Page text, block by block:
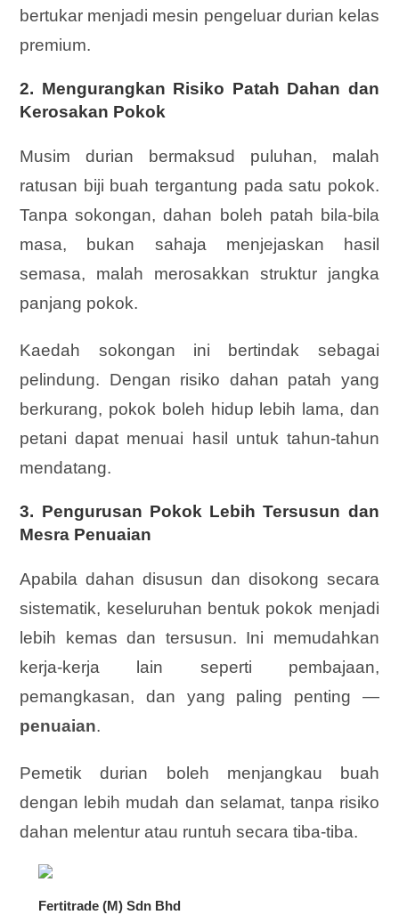
bertukar menjadi mesin pengeluar durian kelas
premium.
2. Mengurangkan Risiko Patah Dahan dan
Kerosakan Pokok
Musim durian bermaksud puluhan, malah
ratusan biji buah tergantung pada satu pokok.
Tanpa sokongan, dahan boleh patah bila-bila
masa, bukan sahaja menjejaskan hasil
semasa, malah merosakkan struktur jangka
panjang pokok.
Kaedah sokongan ini bertindak sebagai
pelindung. Dengan risiko dahan patah yang
berkurang, pokok boleh hidup lebih lama, dan
petani dapat menuai hasil untuk tahun-tahun
mendatang.
3. Pengurusan Pokok Lebih Tersusun dan
Mesra Penuaian
Apabila dahan disusun dan disokong secara
sistematik, keseluruhan bentuk pokok menjadi
lebih kemas dan tersusun. Ini memudahkan
kerja-kerja lain seperti pembajaan,
pemangkasan, dan yang paling penting —
penuaian.
Pemetik durian boleh menjangkau buah
dengan lebih mudah dan selamat, tanpa risiko
dahan melentur atau runtuh secara tiba-tiba.
Fertitrade (M) Sdn Bhd